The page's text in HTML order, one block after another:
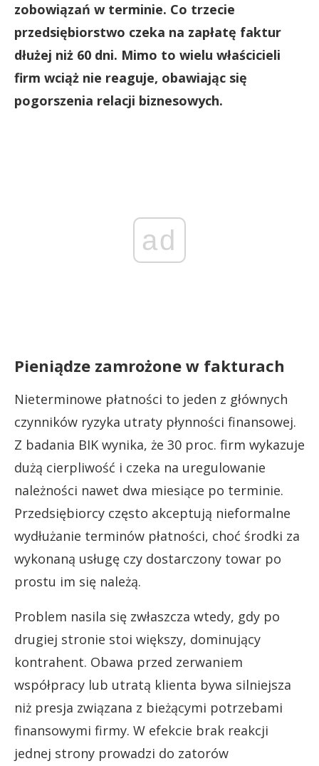
zobowiązań w terminie. Co trzecie
przedsiębiorstwo czeka na zapłatę faktur
dłużej niż 60 dni. Mimo to wielu właścicieli
firm wciąż nie reaguje, obawiając się
pogorszenia relacji biznesowych.
ad
Pieniądze zamrożone w fakturach
Nieterminowe płatności to jeden z głównych
czynników ryzyka utraty płynności finansowej.
Z badania BIK wynika, że 30 proc. firm wykazuje
dużą cierpliwość i czeka na uregulowanie
należności nawet dwa miesiące po terminie.
Przedsiębiorcy często akceptują nieformalne
wydłużanie terminów płatności, choć środki za
wykonaną usługę czy dostarczony towar po
prostu im się należą.
Problem nasila się zwłaszcza wtedy, gdy po
drugiej stronie stoi większy, dominujący
kontrahent. Obawa przed zerwaniem
współpracy lub utratą klienta bywa silniejsza
niż presja związana z bieżącymi potrzebami
finansowymi firmy. W efekcie brak reakcji
jednej strony prowadzi do zatorów